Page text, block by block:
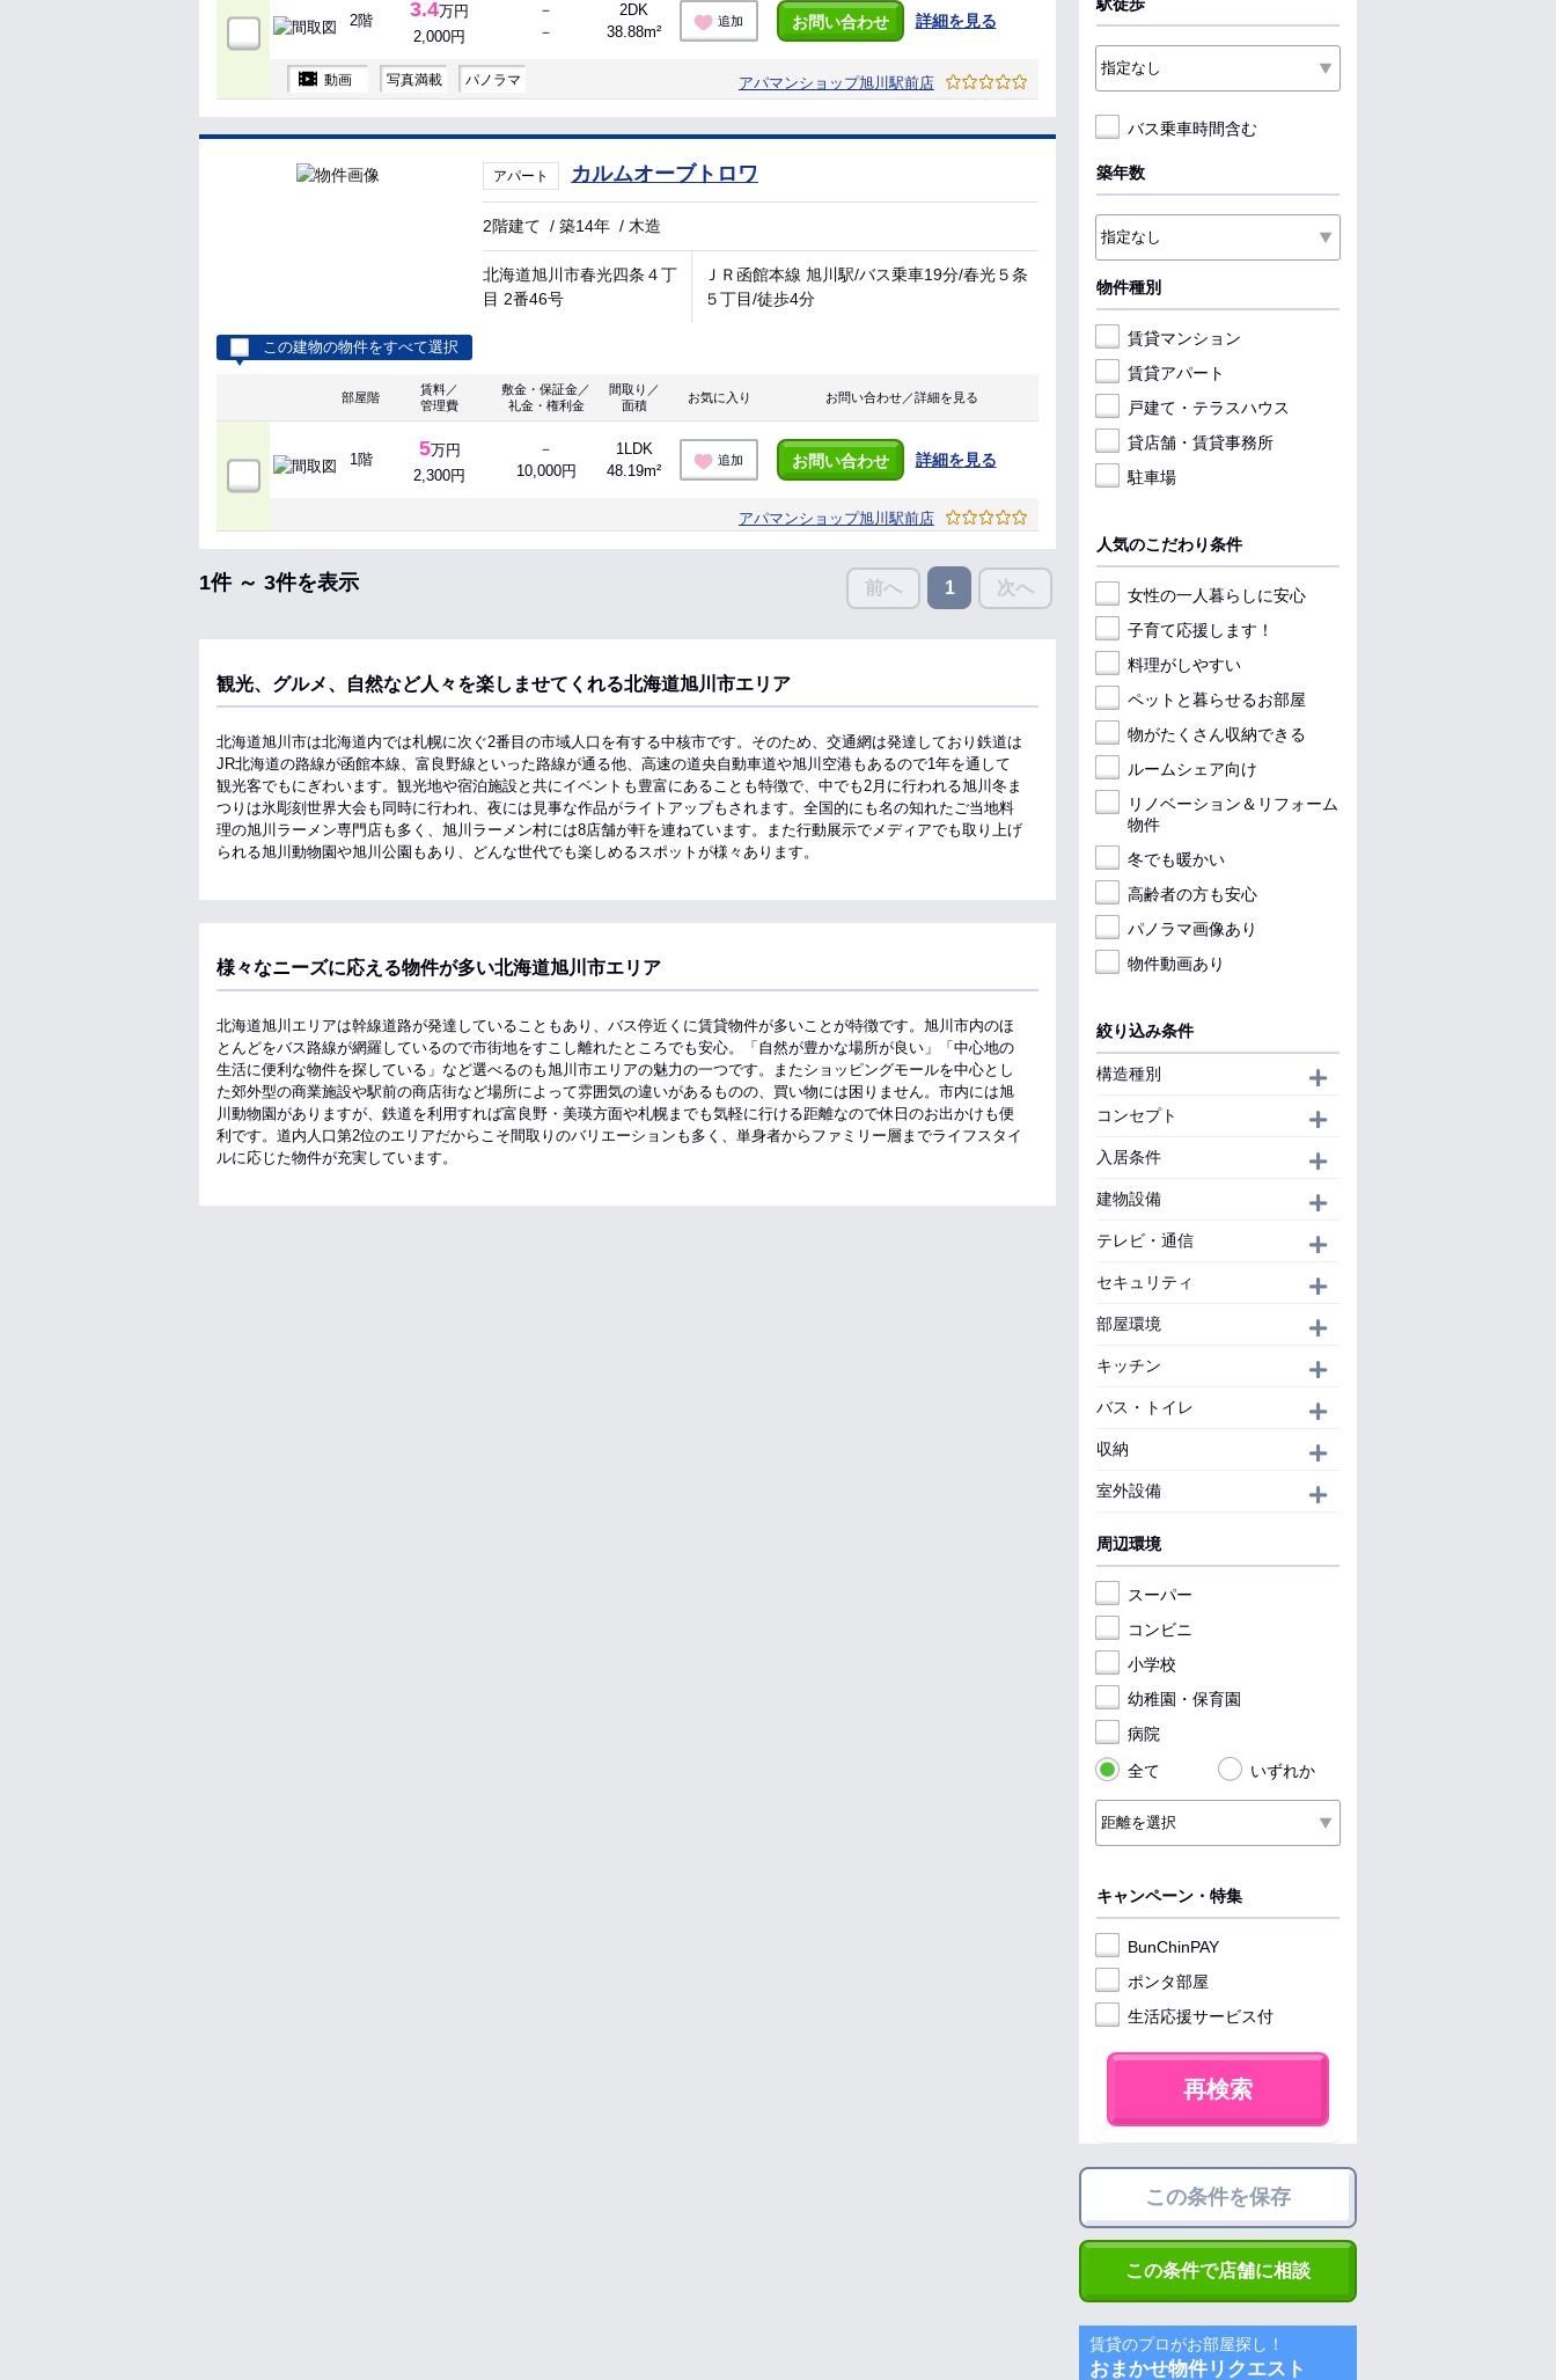
2階 3.4万円
2,000円
－
－
2DK
38.88m²
追加 お問い合わせ 詳細を見る
動画 写真満載 パノラマ アパマンショップ旭川駅前店
アパート カルムオーブトロワ
2階建て /築14年 / 木造
北海道旭川市春光四条４丁
目 2番46号
ＪＲ函館本線 旭川駅/バス乗車19分/春光５条
５丁目/徒歩4分
この建物の物件をすべて選択
部屋階
賃料／
管理費
敷金・保証金／
礼金・権利金
間取り／
面積
お気に入り お問い合わせ／詳細を見る
1階 5万円
2,300円
－
10,000円
1LDK
48.19m²
追加 お問い合わせ 詳細を見る
アパマンショップ旭川駅前店
1件 ～ 3件を表示 前へ 1 次へ
観光、グルメ、自然など人々を楽しませてくれる北海道旭川市エリア
北海道旭川市は北海道内では札幌に次ぐ2番目の市域人口を有する中核市です。そのため、交通網は発達しており鉄道は
JR北海道の路線が函館本線、富良野線といった路線が通る他、高速の道央自動車道や旭川空港もあるので1年を通して
観光客でもにぎわいます。観光地や宿泊施設と共にイベントも豊富にあることも特徴で、中でも2月に行われる旭川冬ま
つりは氷彫刻世界大会も同時に行われ、夜には見事な作品がライトアップもされます。全国的にも名の知れたご当地料
理の旭川ラーメン専門店も多く、旭川ラーメン村には8店舗が軒を連ねています。また行動展示でメディアでも取り上げ
られる旭川動物園や旭川公園もあり、どんな世代でも楽しめるスポットが様々あります。
様々なニーズに応える物件が多い北海道旭川市エリア
北海道旭川エリアは幹線道路が発達していることもあり、バス停近くに賃貸物件が多いことが特徴です。旭川市内のほ
とんどをバス路線が網羅しているので市街地をすこし離れたところでも安心。「自然が豊かな場所が良い」「中心地の
生活に便利な物件を探している」など選べるのも旭川市エリアの魅力の一つです。またショッピングモールを中心とし
た郊外型の商業施設や駅前の商店街など場所によって雰囲気の違いがあるものの、買い物には困りません。市内には旭
川動物園がありますが、鉄道を利用すれば富良野・美瑛方面や札幌までも気軽に行ける距離なので休日のお出かけも便
利です。道内人口第2位のエリアだからこそ間取りのバリエーションも多く、単身者からファミリー層までライフスタイ
ルに応じた物件が充実しています。
バス乗車時間含む
築年数
物件種別
賃貸マンション
賃貸アパート
戸建て・テラスハウス
貸店舗・賃貸事務所
駐車場
人気のこだわり条件
女性の一人暮らしに安心
子育て応援します！
料理がしやすい
ペットと暮らせるお部屋
物がたくさん収納できる
ルームシェア向け
リノベーション＆リフォーム
物件
冬でも暖かい
高齢者の方も安心
パノラマ画像あり
物件動画あり
絞り込み条件
構造種別
コンセプト
入居条件
建物設備
テレビ・通信
セキュリティ
部屋環境
キッチン
バス・トイレ
収納
室外設備
周辺環境
スーパー
コンビニ
小学校
幼稚園・保育園
病院
全て
いずれか
キャンペーン・特集
BunChinPAY
ポンタ部屋
生活応援サービス付
再検索
この条件を保存
この条件で店舗に相談
賃貸のプロがお部屋探し！
おまかせ物件リクエスト